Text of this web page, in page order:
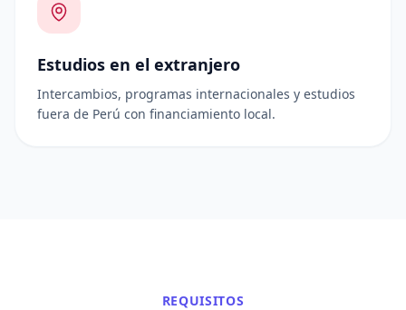
Estudios en el extranjero
Intercambios, programas internacionales y estudios
fuera de Perú con financiamiento local.
REQUISITOS